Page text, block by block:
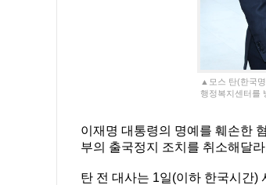
▲모스 탄(한국
행정복지센터를
이재명 대통령의 명예를 훼손한
부의 출국정지 조치를 취소해달
탄 전 대사는 1일(이하 한국시간)